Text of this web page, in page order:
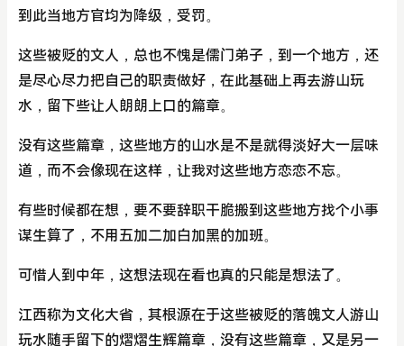
到此当地方官均为降级，受罚。
这些被贬的文人，总也不愧是儒门弟子，到一个地方，还
是尽心尽力把自己的职责做好，在此基础上再去游山玩
水，留下些让人朗朗上口的篇章。
没有这些篇章，这些地方的山水是不是就得淡好大一层味
道，而不会像现在这样，让我对这些地方恋恋不忘。
有些时候都在想，要不要辞职干脆搬到这些地方找个小事
谋生算了，不用五加二加白加黑的加班。
可惜人到中年，这想法现在看也真的只能是想法了。
江西称为文化大省，其根源在于这些被贬的落魄文人游山
玩水随手留下的熠熠生辉篇章，没有这些篇章，又是另一